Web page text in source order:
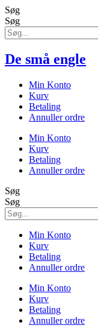
Søg
Søg
De små engle
Min Konto
Kurv
Betaling
Annuller ordre
Min Konto
Kurv
Betaling
Annuller ordre
Søg
Søg
Min Konto
Kurv
Betaling
Annuller ordre
Min Konto
Kurv
Betaling
Annuller ordre